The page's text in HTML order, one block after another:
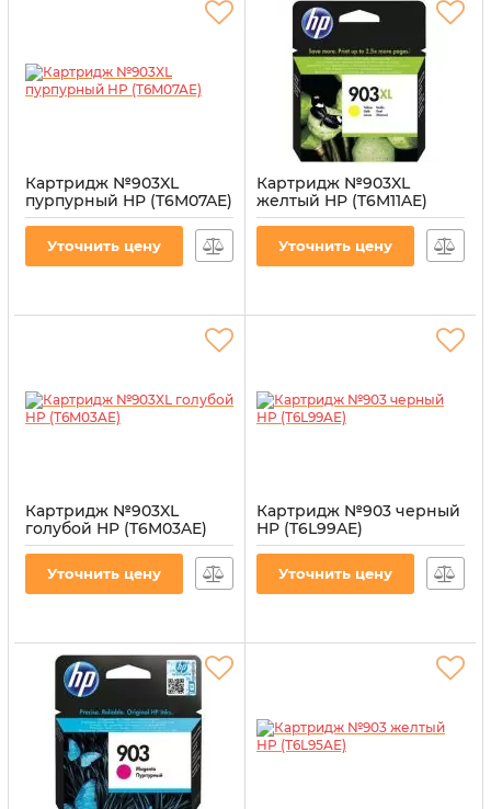
Картридж №903XL
пурпурный HP (T6M07AE)
Артикул:CI-HP-T6M07AE-M
Уточнить цену
Картридж №903XL
желтый HP (T6M11AE)
Артикул:CI-HP-T6M11AE-Y
Уточнить цену
Картридж №903XL
голубой HP (T6M03AE)
Артикул:CI-HP-T6M03AE-C
Уточнить цену
Картридж №903 черный
HP (T6L99AE)
Артикул:CI-HP-T6L99AE-B
Уточнить цену